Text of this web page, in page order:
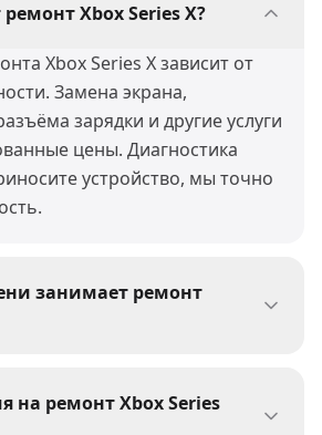
Xbox Series X?
Xbox Series X зависит от
Замена экрана,
зарядки и другие услуги
цены. Диагностика
устройство, мы точно
занимает ремонт
60 минут. Сложные работы
после воды) могут
на ремонт Xbox Series